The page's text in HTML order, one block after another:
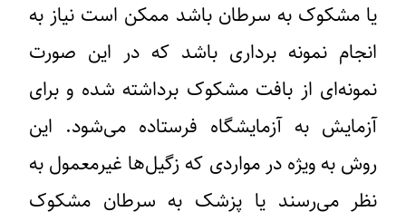
یا مشکوک به سرطان باشد ممکن است نیاز به
انجام نمونه برداری باشد که در این صورت
نمونه‌ای از بافت مشکوک برداشته شده و برای
آزمایش به آزمایشگاه فرستاده می‌شود. این
روش به ویژه در مواردی که زگیل‌ها غیرمعمول به
نظر می‌رسند یا پزشک به سرطان مشکوک